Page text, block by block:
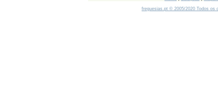
freguesias.pt © 2005/2020 Todos os